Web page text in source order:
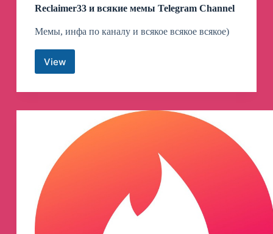
Reclaimer33 и всякие мемы Telegram Channel
Мемы, инфа по каналу и всякое всякое всякое)
ViewReclaimer33
всякие
Telegram